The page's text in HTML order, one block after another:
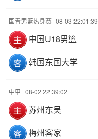
国青男篮热身赛 08-03 22:01:39
中国U18男篮
韩国东国大学
中甲 08-02 22:39:02
苏州东吴
梅州客家